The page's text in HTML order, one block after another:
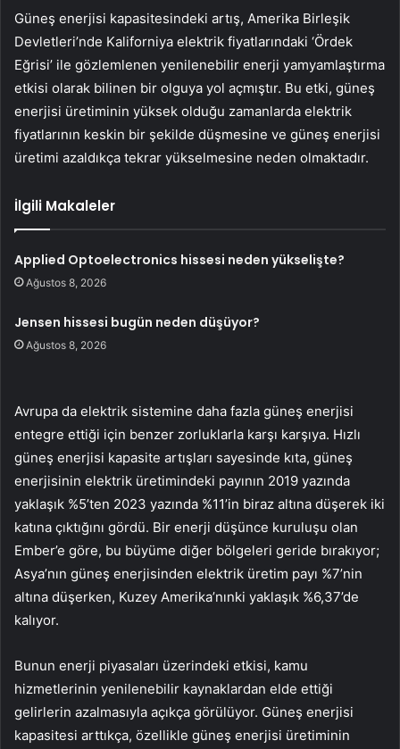
Güneş enerjisi kapasitesindeki artış, Amerika Birleşik
Devletleri’nde Kaliforniya elektrik fiyatlarındaki ‘Ördek
Eğrisi’ ile gözlemlenen yenilenebilir enerji yamyamlaştırma
etkisi olarak bilinen bir olguya yol açmıştır. Bu etki, güneş
enerjisi üretiminin yüksek olduğu zamanlarda elektrik
fiyatlarının keskin bir şekilde düşmesine ve güneş enerjisi
üretimi azaldıkça tekrar yükselmesine neden olmaktadır.
İlgili Makaleler
Applied Optoelectronics hissesi neden yükselişte?
Ağustos 8, 2026
Jensen hissesi bugün neden düşüyor?
Ağustos 8, 2026
Avrupa da elektrik sistemine daha fazla güneş enerjisi
entegre ettiği için benzer zorluklarla karşı karşıya. Hızlı
güneş enerjisi kapasite artışları sayesinde kıta, güneş
enerjisinin elektrik üretimindeki payının 2019 yazında
yaklaşık %5’ten 2023 yazında %11’in biraz altına düşerek iki
katına çıktığını gördü. Bir enerji düşünce kuruluşu olan
Ember’e göre, bu büyüme diğer bölgeleri geride bırakıyor;
Asya’nın güneş enerjisinden elektrik üretim payı %7’nin
altına düşerken, Kuzey Amerika’nınki yaklaşık %6,37’de
kalıyor.
Bunun enerji piyasaları üzerindeki etkisi, kamu
hizmetlerinin yenilenebilir kaynaklardan elde ettiği
gelirlerin azalmasıyla açıkça görülüyor. Güneş enerjisi
kapasitesi arttıkça, özellikle güneş enerjisi üretiminin